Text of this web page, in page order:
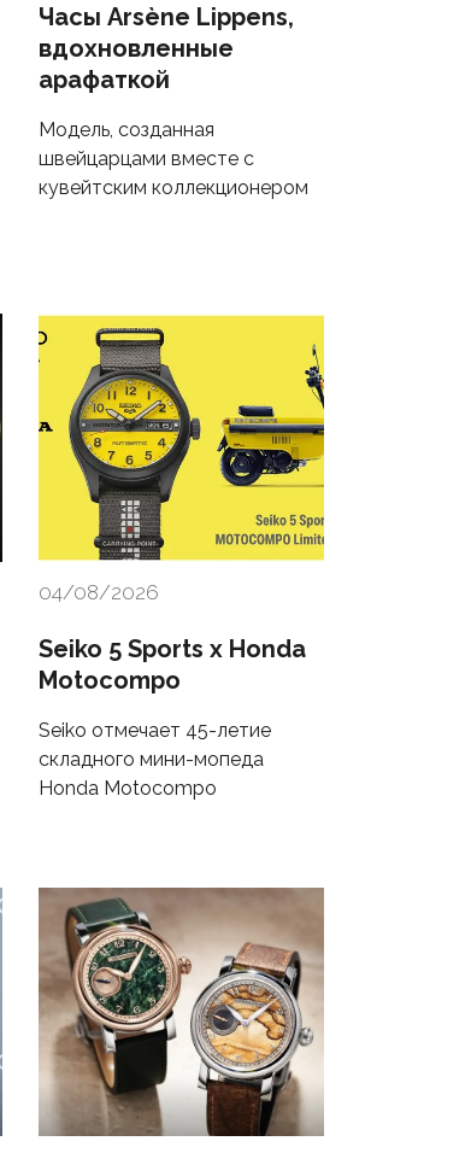
Часы Arsène Lippens,
вдохновленные
арафаткой
Модель, созданная
швейцарцами вместе с
кувейтским коллекционером
04/08/2026
Seiko 5 Sports x Honda
Motocompo
Seiko отмечает 45-летие
складного мини-мопеда
Honda Motocompo